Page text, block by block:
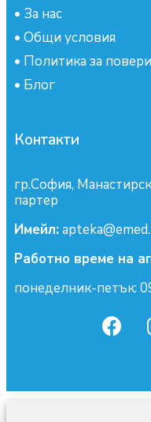
• За нас
• Общи условия
• Политика за
• Блог
Контакти
гр.София,
партер
Имейл:
Работно време на
понеделник-петък: